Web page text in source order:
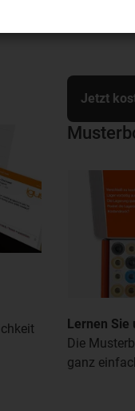
Lernen Sie
Die
ganz
Jetzt